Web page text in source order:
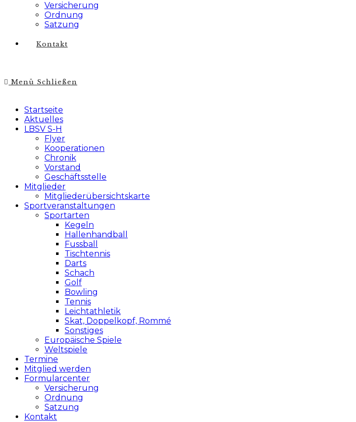
Versicherung
Ordnung
Satzung
Kontakt
Menü Schließen
Startseite
Aktuelles
LBSV S-H
Flyer
Kooperationen
Chronik
Vorstand
Geschäftsstelle
Mitglieder
Mitgliederübersichtskarte
Sportveranstaltungen
Sportarten
Kegeln
Hallenhandball
Fussball
Tischtennis
Darts
Schach
Golf
Bowling
Tennis
Leichtathletik
Skat, Doppelkopf, Rommé
Sonstiges
Europäische Spiele
Weltspiele
Termine
Mitglied werden
Formularcenter
Versicherung
Ordnung
Satzung
Kontakt